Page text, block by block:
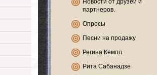
Новости от друзей и
партнеров.
Опросы
Песни на продажу
Регина Кемпл
Рита Сабанадзе